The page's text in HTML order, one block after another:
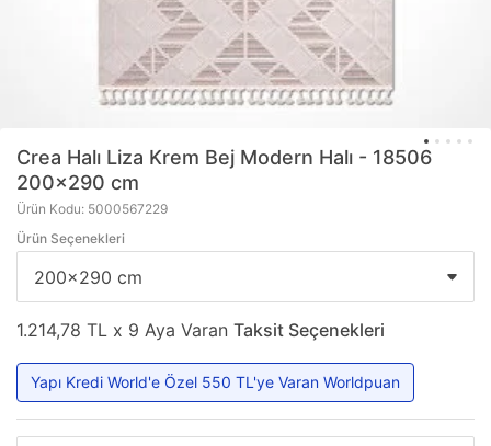
Crea Halı Liza Krem Bej Modern Halı - 18506
200x290 cm
Ürün Kodu: 5000567229
Ürün Seçenekleri
1.214,78 TL x 9 Aya Varan Taksit Seçenekleri
Yapı Kredi World'e Özel 550 TL'ye Varan Worldpuan